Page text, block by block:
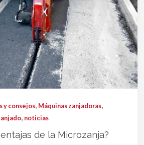
y consejos, Máquinas zanjadoras,
, noticias
de la Microzanja?